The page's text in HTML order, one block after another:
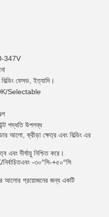
347V
ফেসড, ইত্যাদি।
Selectable
পদ্ধতি উপলব্ধ
ক্রীড়া ক্ষেত্র এবং বিল্ডিং এর
এবং দীর্ঘায়ু নিশ্চিত করে।
এবং -৩০°সি-+৫০°সি
আলোর প্রয়োজনের জন্য একটি